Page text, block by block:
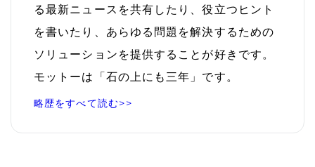
る最新ニュースを共有したり、役立つヒント
を書いたり、あらゆる問題を解決するための
ソリューションを提供することが好きです。
モットーは「石の上にも三年」です。
略歴をすべて読む>>